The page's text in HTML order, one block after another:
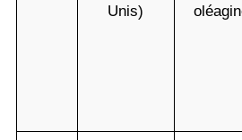
Unis)